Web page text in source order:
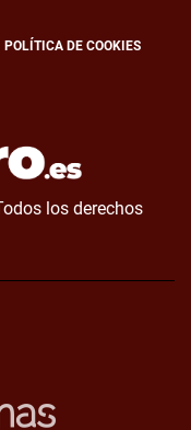
POLÍTICA DE COOKIES
los derechos